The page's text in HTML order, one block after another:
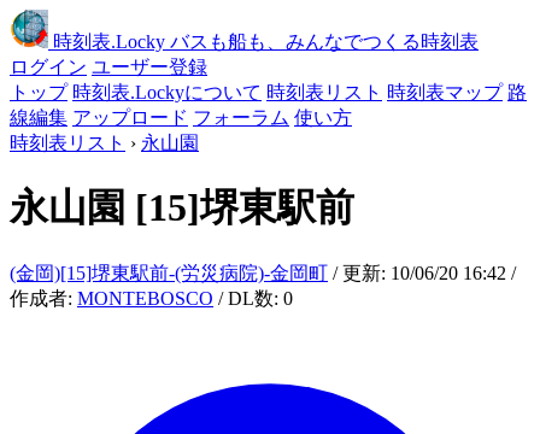
時刻表.Locky バスも船も、みんなでつくる時刻表
ログイン ユーザー登録
トップ 時刻表.Lockyについて 時刻表リスト 時刻表マップ 路
線編集 アップロード フォーラム 使い方
時刻表リスト › 永山園
永山園 [15]堺東駅前
(金岡)[15]堺東駅前-(労災病院)-金岡町 / 更新: 10/06/20 16:42 /
作成者: MONTEBOSCO / DL数: 0